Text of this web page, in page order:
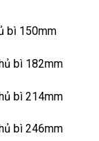
bì 150mm
bì 182mm
bì 214mm
bì 246mm